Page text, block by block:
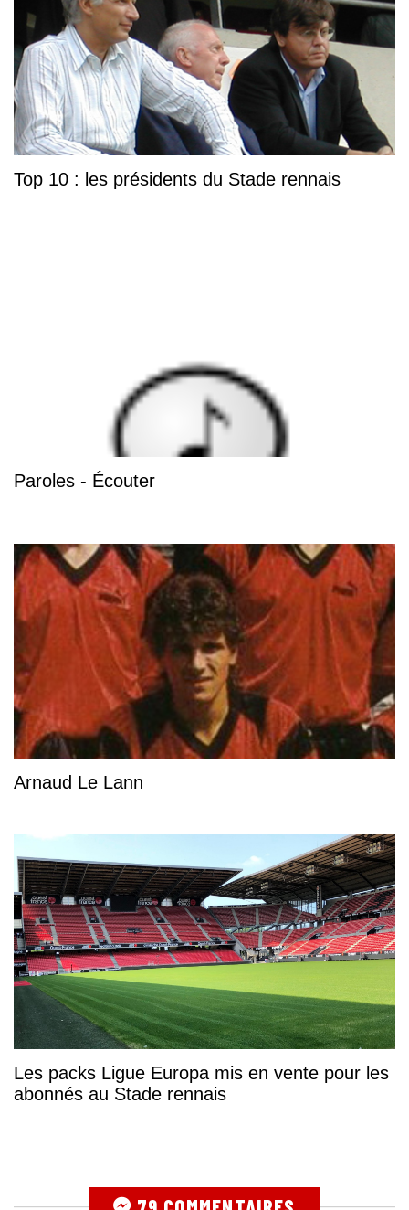
Top 10 : les présidents du Stade rennais
Paroles - Écouter
Arnaud Le Lann
Les packs Ligue Europa mis en vente pour les
abonnés au Stade rennais